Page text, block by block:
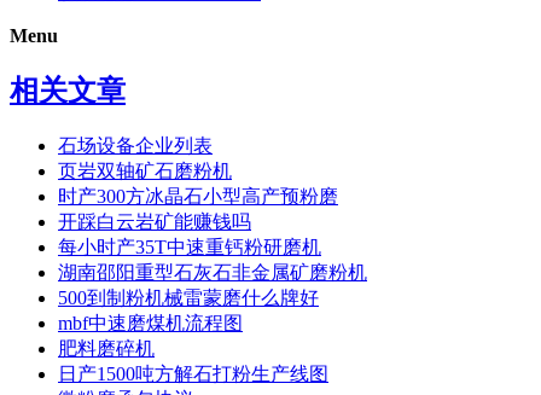
Menu
相关文章
石场设备企业列表
页岩双轴矿石磨粉机
时产300方冰晶石小型高产预粉磨
开踩白云岩矿能赚钱吗
每小时产35T中速重钙粉研磨机
湖南邵阳重型石灰石非金属矿磨粉机
500到制粉机械雷蒙磨什么牌好
mbf中速磨煤机流程图
肥料磨碎机
日产1500吨方解石打粉生产线图